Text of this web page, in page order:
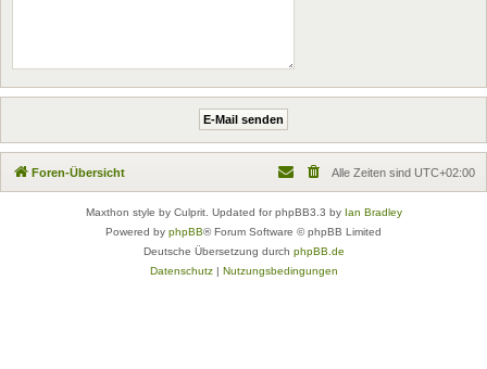
Foren-Übersicht Alle Zeiten sind UTC+02:00
Maxthon style by Culprit. Updated for phpBB3.3 by Ian Bradley
Powered by phpBB® Forum Software © phpBB Limited
Deutsche Übersetzung durch phpBB.de
Datenschutz| Nutzungsbedingungen